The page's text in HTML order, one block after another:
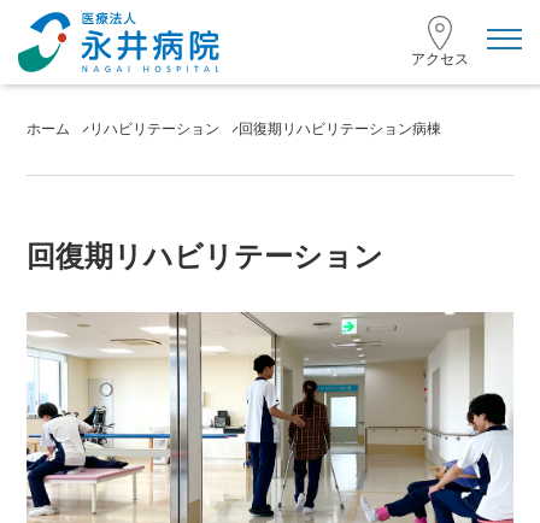
アクセス
ホーム リハビリテーション 回復期リハビリテーション病棟
回復期リハビリテーション